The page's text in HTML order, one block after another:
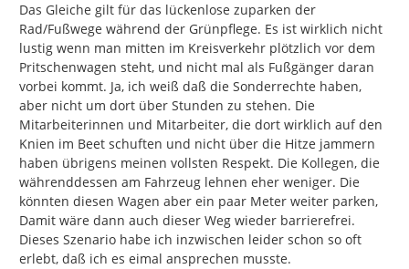
Das Gleiche gilt für das lückenlose zuparken der
Rad/Fußwege während der Grünpflege. Es ist wirklich nicht
lustig wenn man mitten im Kreisverkehr plötzlich vor dem
Pritschenwagen steht, und nicht mal als Fußgänger daran
vorbei kommt. Ja, ich weiß daß die Sonderrechte haben,
aber nicht um dort über Stunden zu stehen. Die
Mitarbeiterinnen und Mitarbeiter, die dort wirklich auf den
Knien im Beet schuften und nicht über die Hitze jammern
haben übrigens meinen vollsten Respekt. Die Kollegen, die
währenddessen am Fahrzeug lehnen eher weniger. Die
könnten diesen Wagen aber ein paar Meter weiter parken,
Damit wäre dann auch dieser Weg wieder barrierefrei.
Dieses Szenario habe ich inzwischen leider schon so oft
erlebt, daß ich es eimal ansprechen musste.